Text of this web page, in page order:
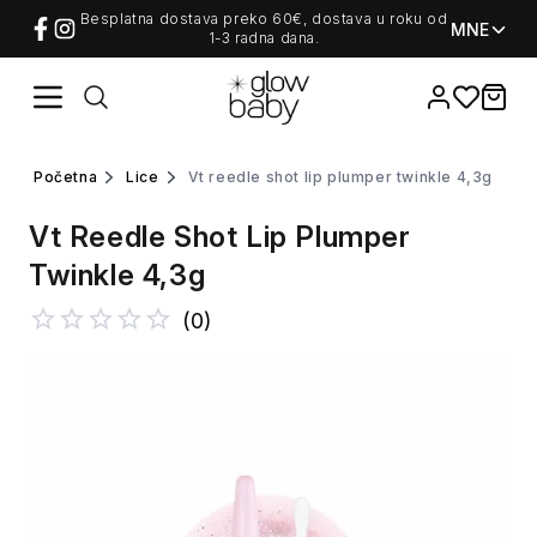
Besplatna dostava preko 60€, dostava u roku od
1-3 radna dana.
MNE
Favorites
items
početna lice vt reedle shot lip plumper twinkle 4,3g
Vt Reedle Shot Lip Plumper
Twinkle 4,3g
(0)